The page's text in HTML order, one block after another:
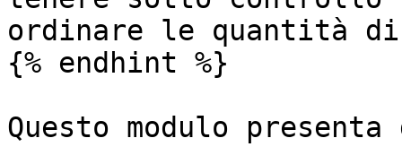
ordinare le quantità
{% endhint %}
Questo modulo